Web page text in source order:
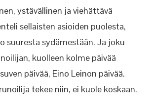
ystävällinen ja viehättävä
sellaisten asioiden puolesta,
suuresta sydämestään. Ja joku
kuolleen kolme päivää
päivää, Eino Leinon päivää.
tekee niin, ei kuole koskaan.